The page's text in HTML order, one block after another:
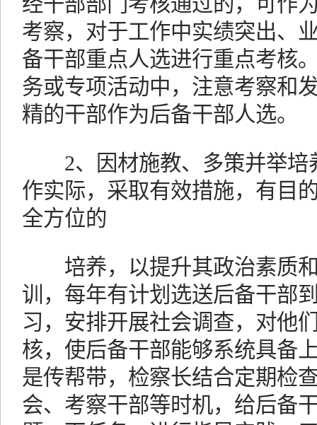
考察，对于工作中实绩突出、
备干部重点人选进行重点考核
务或专项活动中，注意考察和
精的干部作为后备干部人选。
2、因材施教、多策并举培
作实际，采取有效措施，有目
全方位的
培养，以提升其政治素质和
训，每年有计划选送后备干部
习，安排开展社会调查，对他
核，使后备干部能够系统具备
是传帮带，检察长结合定期检
会、考察干部等时机，给后备